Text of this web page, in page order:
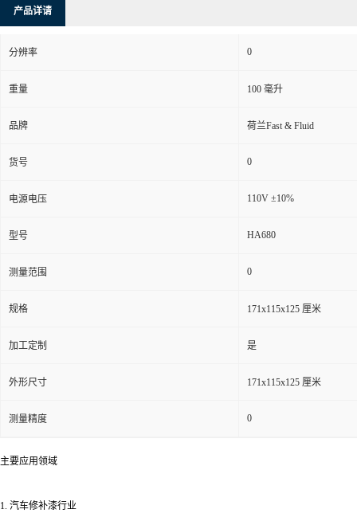
产品详请
分辨率 0
重量 100 毫升
品牌 荷兰Fast & Fluid
货号 0
电源电压 110V ±10%
型号 HA680
测量范围 0
规格 171x115x125 厘米
加工定制 是
外形尺寸 171x115x125 厘米
测量精度 0
主要应用领域
1. 汽车修补漆行业